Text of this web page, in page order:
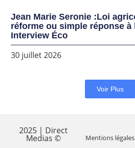
Jean Marie Seronie :Loi
réforme ou simple réponse à
Interview Éco
30 juillet 2026
Voir Plus
2025 | Direct
Medias © Mentions légales